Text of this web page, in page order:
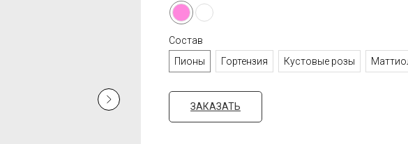
Состав
Пионы
Гортензия Кустовые розы
ЗАКАЗАТЬ